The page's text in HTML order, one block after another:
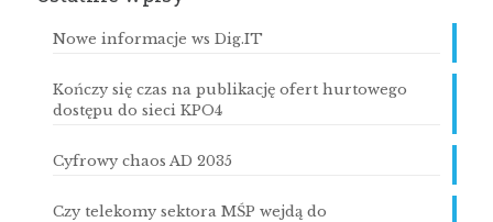
Nowe informacje ws Dig.IT
Kończy się czas na publikację ofert hurtowego
dostępu do sieci KPO4
Cyfrowy chaos AD 2035
Czy telekomy sektora MŚP wejdą do